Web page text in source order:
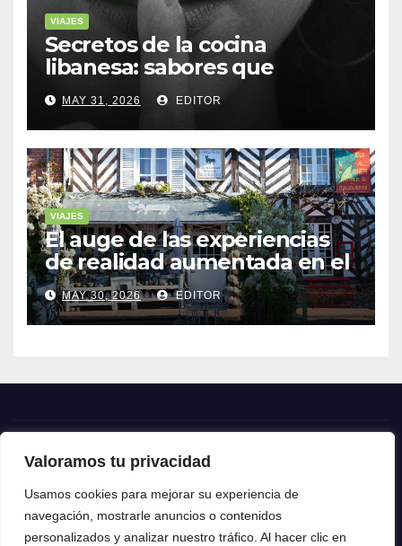
Valoramos tu privacidad
Usamos cookies para mejorar su experiencia de
navegación, mostrarle anuncios o contenidos
personalizados y analizar nuestro tráfico. Al hacer clic en
VIAJES
Secretos de la cocina
libanesa: sabores que
cuentan historias
MAY 31, 2026 EDITOR
VIAJES
El auge de las experiencias
de realidad aumentada en el
turismo
MAY 30, 2026 EDITOR
Crónica24
Crónica 24